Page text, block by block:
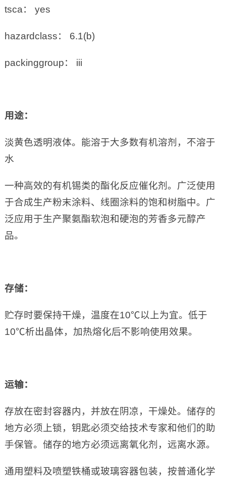
tsca： yes
hazardclass： 6.1(b)
packinggroup： iii
用途：
淡黄色透明液体。能溶于大多数有机溶剂，不溶于
水
一种高效的有机锡类的酯化反应催化剂。广泛使用
于合成生产粉末涂料、线圈涂料的饱和树脂中。广
泛应用于生产聚氨酯软泡和硬泡的芳香多元醇产
品。
存储：
贮存时要保持干燥，温度在10℃以上为宜。低于
10℃析出晶体，加热熔化后不影响使用效果。
运输：
存放在密封容器内，并放在阴凉，干燥处。储存的
地方必须上锁，钥匙必须交给技术专家和他们的助
手保管。储存的地方必须远离氧化剂，远离水源。
通用塑料及喷塑铁桶或玻璃容器包装，按普通化学